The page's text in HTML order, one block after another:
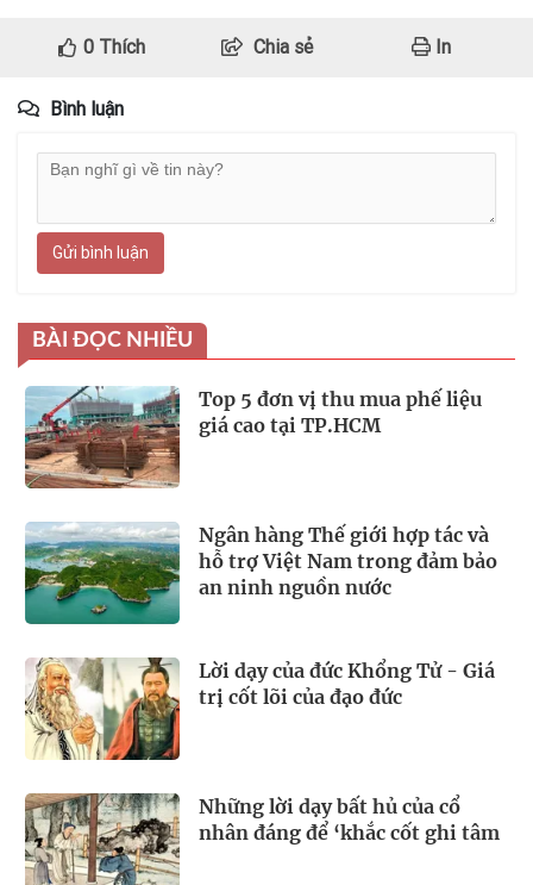
0Thích Chia sẻ In
Bình luận
Gửi bình luận
BÀI ĐỌC NHIỀU
Top 5 đơn vị thu mua phế liệu
giá cao tại TP.HCM
Ngân hàng Thế giới hợp tác và
hỗ trợ Việt Nam trong đảm bảo
an ninh nguồn nước
Lời dạy của đức Khổng Tử - Giá
trị cốt lõi của đạo đức
Những lời dạy bất hủ của cổ
nhân đáng để ‘khắc cốt ghi tâm